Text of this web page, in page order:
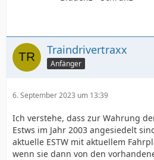
Traindrivertraxx
Anfänger
6. September 2023 um 13:39
Ich verstehe, dass zur Wahrung
Estws im Jahr 2003 angesiedelt
aktuelle ESTW mit aktuellem
wenn sie dann von den